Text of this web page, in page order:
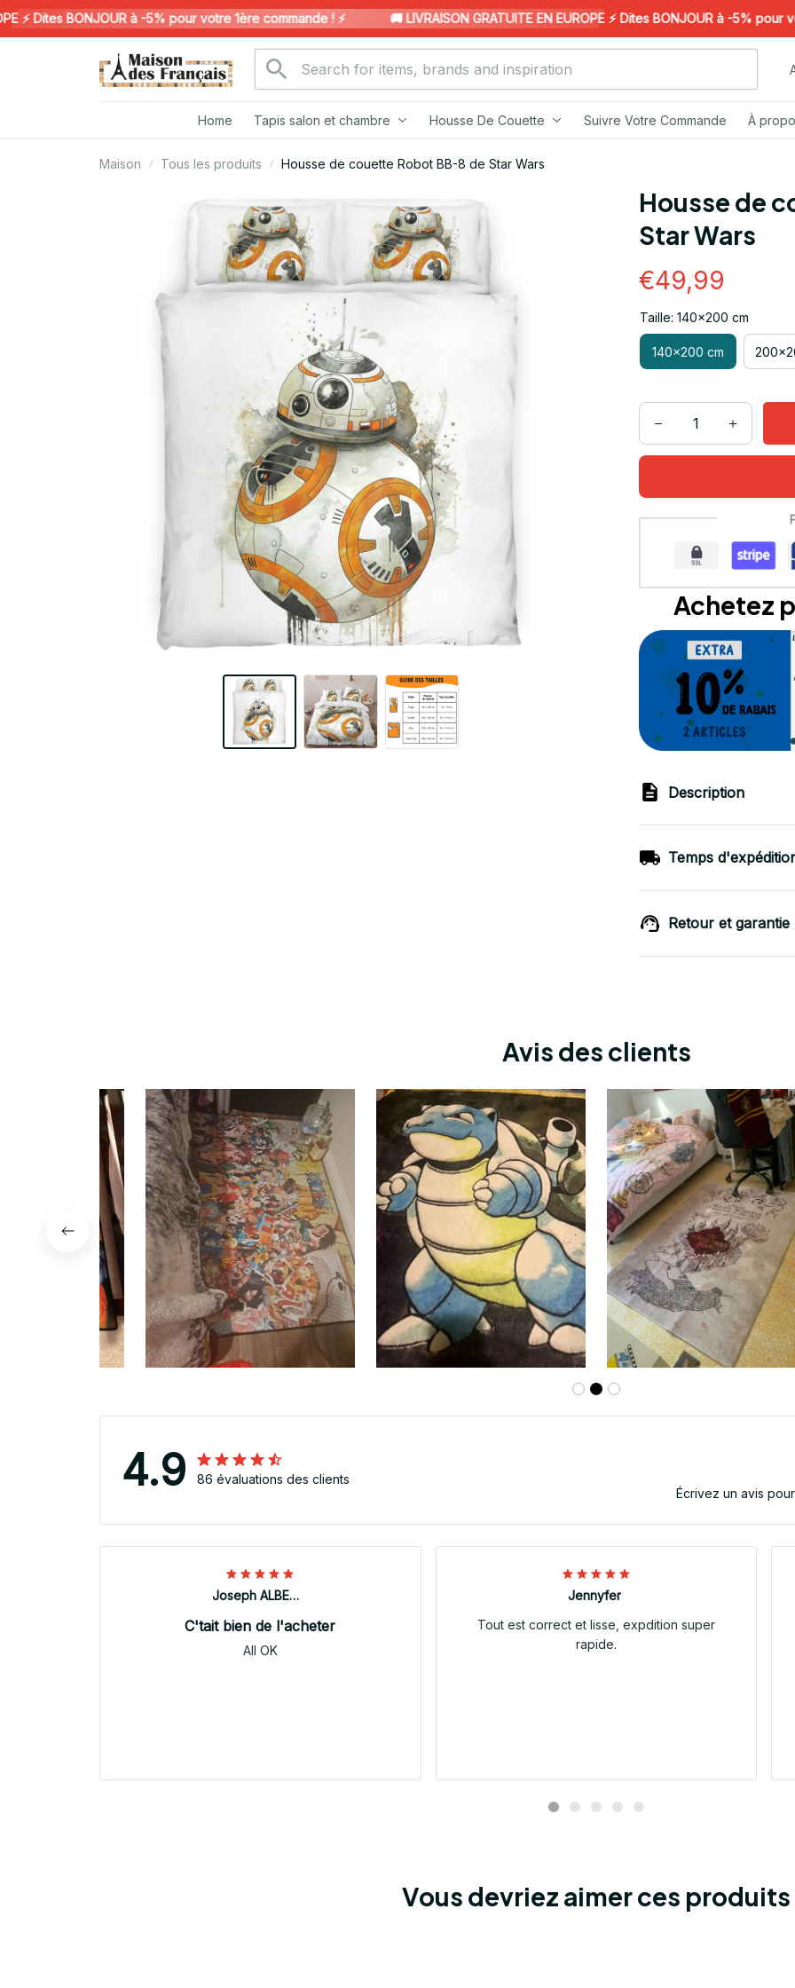
Dites BONJOUR à -5% pour votre 1ère commande ! ⚡️ 🚚 LIVRAISON GRATUITE EN EUROPE ⚡️ Dites BONJOUR à -5% pour
Home Tapis salon et chambre Housse De Couette Suivre Votre Commande À
Maison Tous les produits Housse de couette Robot BB-8 de Star Wars
Housse de
Star Wars
€49,99
Taille: 140x200 cm
140x200 cm
Achetez
Description
Temps
Retour et garantie
Avis des clients
4.9
86 évaluations des clients
Écrivez un avis
Joseph ALBERTINI
C'tait bien de l'acheter
All OK
Jennyfer
Tout est correct et lisse, expdition super
rapide.
Vous devriez aimer ces produits